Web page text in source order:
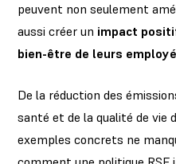
peuvent non seulement
aussi créer un impact
bien-être de leurs
De la réduction des
santé et de la qualité de vie
exemples concrets ne